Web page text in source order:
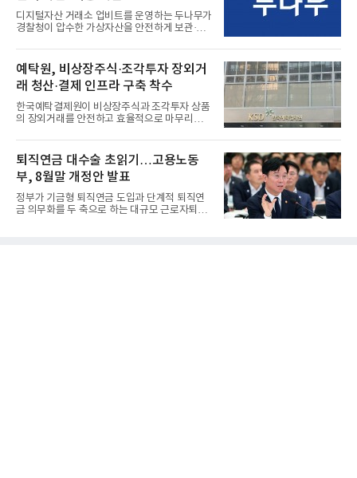
디지털자산 거래소 업비트를 운영하는 두나무가
경찰청이 압수한 가상자산을 안전하게 보관·관
예탁원, 비상장주식·조각투자 장외거
래 청산·결제 인프라 구축 착수
한국예탁결제원이 비상장주식과 조각투자 상품
의 장외거래를 안전하고 효율적으로 마무리하기
퇴직연금 대수술 초읽기…고용노동
부, 8월말 개정안 발표
정부가 기금형 퇴직연금 도입과 단계적 퇴직연
금 의무화를 두 축으로 하는 대규모 근로자퇴직